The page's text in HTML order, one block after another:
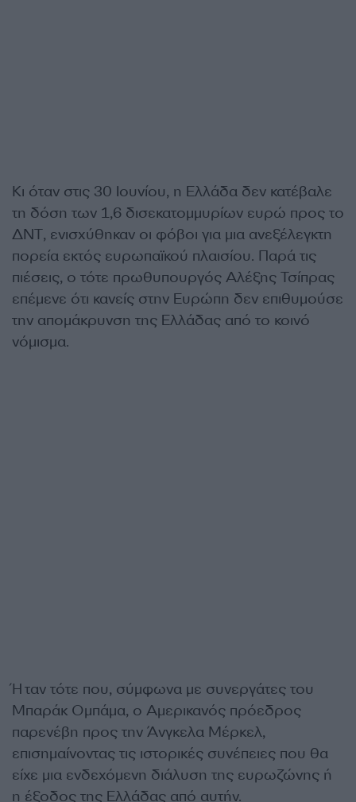
Κι όταν στις 30 Ιουνίου, η Ελλάδα δεν κατέβαλε
τη δόση των 1,6 δισεκατομμυρίων ευρώ προς το
ΔΝΤ, ενισχύθηκαν οι φόβοι για μια ανεξέλεγκτη
πορεία εκτός ευρωπαϊκού πλαισίου. Παρά τις
πιέσεις, ο τότε πρωθυπουργός Αλέξης Τσίπρας
επέμενε ότι κανείς στην Ευρώπη δεν επιθυμούσε
την απομάκρυνση της Ελλάδας από το κοινό
νόμισμα.
Ήταν τότε που, σύμφωνα με συνεργάτες του
Μπαράκ Ομπάμα, ο Αμερικανός πρόεδρος
παρενέβη προς την Άνγκελα Μέρκελ,
επισημαίνοντας τις ιστορικές συνέπειες που θα
είχε μια ενδεχόμενη διάλυση της ευρωζώνης ή
η έξοδος της Ελλάδας από αυτήν.